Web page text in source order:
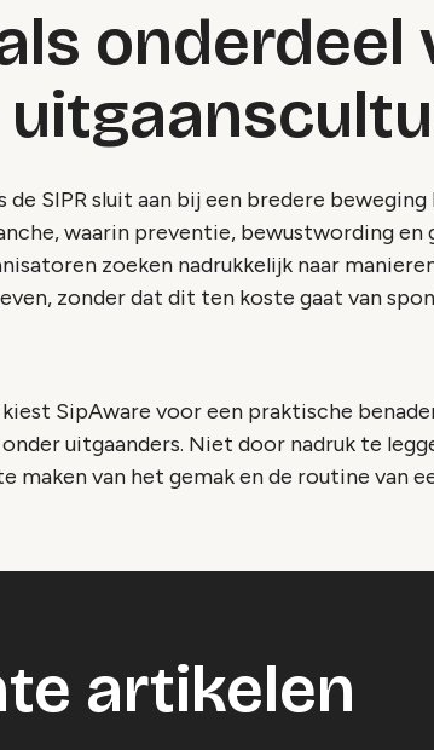
onderdeel
SIPR sluit aan bij een bredere beweging
waarin preventie, bewustwording en
zoeken nadrukkelijk naar
zonder dat dit ten koste gaat van
SipAware voor een praktische
uitgaanders. Niet door nadruk te
maken van het gemak en de routine van
artikelen